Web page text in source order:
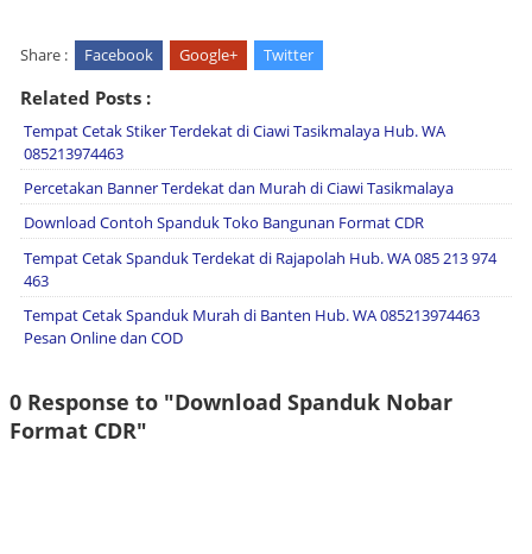
Share : Facebook Google+ Twitter
Related Posts :
Tempat Cetak Stiker Terdekat di Ciawi Tasikmalaya Hub. WA
085213974463
Percetakan Banner Terdekat dan Murah di Ciawi Tasikmalaya
Download Contoh Spanduk Toko Bangunan Format CDR
Tempat Cetak Spanduk Terdekat di Rajapolah Hub. WA 085 213 974
463
Tempat Cetak Spanduk Murah di Banten Hub. WA 085213974463
Pesan Online dan COD
0 Response to "Download Spanduk Nobar
Format CDR"